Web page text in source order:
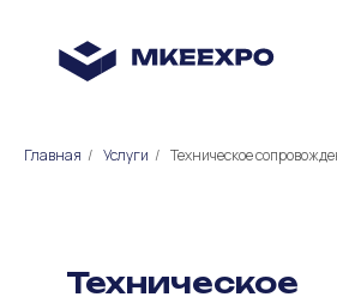
Главная / Услуги / Техническое
Техническое